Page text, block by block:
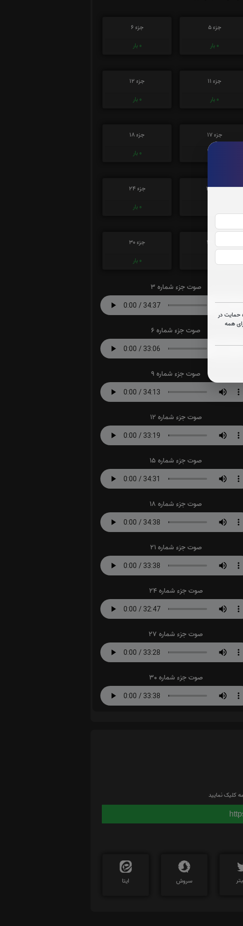
حمایت در
همه
جزء 5
0 بار
جزء 6
0 بار
جزء 11
0 بار
جزء 12
0 بار
جزء 17
جزء 18
0 بار
جزء 23
جزء 24
0 بار
جزء 30
0 بار
صوت جزء شماره 3
صوت جزء شماره 6
صوت جزء شماره 9
صوت جزء شماره 12
صوت جزء شماره 15
صوت جزء شماره 18
صوت جزء شماره 21
صوت جزء شماره 24
صوت جزء شماره 27
صوت جزء شماره 30
کلیک نمایید
سروش ایتا